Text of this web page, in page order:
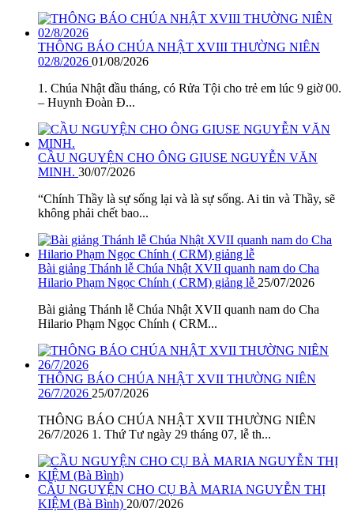
THÔNG BÁO CHÚA NHẬT XVIII THƯỜNG NIÊN
02/8/2026 01/08/2026
1. Chúa Nhật đầu tháng, có Rửa Tội cho trẻ em lúc 9 giờ 00.
– Huynh Đoàn Đ...
CẦU NGUYỆN CHO ÔNG GIUSE NGUYỄN VĂN
MINH. 30/07/2026
“Chính Thầy là sự sống lại và là sự sống. Ai tin và Thầy, sẽ
không phải chết bao...
Bài giảng Thánh lễ Chúa Nhật XVII quanh nam do Cha
Hilario Phạm Ngọc Chính ( CRM) giảng lễ 25/07/2026
Bài giảng Thánh lễ Chúa Nhật XVII quanh nam do Cha
Hilario Phạm Ngọc Chính ( CRM...
THÔNG BÁO CHÚA NHẬT XVII THƯỜNG NIÊN
26/7/2026 25/07/2026
THÔNG BÁO CHÚA NHẬT XVII THƯỜNG NIÊN
26/7/2026 1. Thứ Tư ngày 29 tháng 07, lễ th...
CẦU NGUYỆN CHO CỤ BÀ MARIA NGUYỄN THỊ
KIỆM (Bà Bình) 20/07/2026